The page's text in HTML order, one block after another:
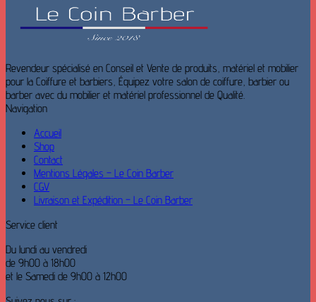
Revendeur spécialisé en Conseil et Vente de produits, matériel et mobilier
pour la Coiffure et barbiers, Équipez votre salon de coiffure, barbier ou
barber avec du mobilier et matériel professionnel de Qualité.
Navigation
Accueil
Shop
Contact
Mentions Légales – Le Coin Barber
CGV
Livraison et Expédition – Le Coin Barber
Service client
Du lundi au vendredi
de 9h00 à 18h00
et le Samedi de 9h00 à 12h00